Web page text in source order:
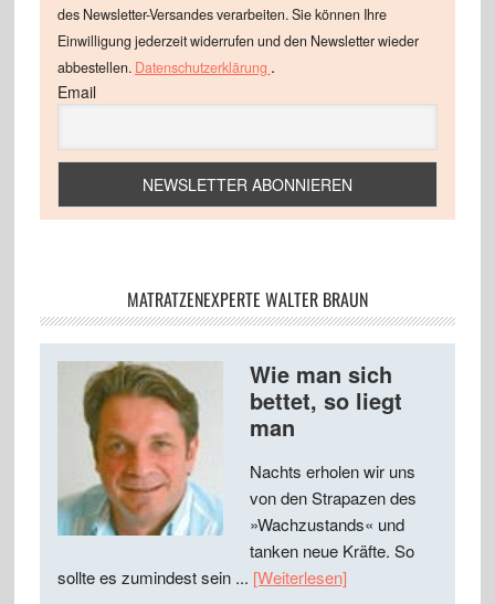
des Newsletter-Versandes verarbeiten. Sie können Ihre
Einwilligung jederzeit widerrufen und den Newsletter wieder
abbestellen. Datenschutzerklärung .
Email
MATRATZENEXPERTE WALTER BRAUN
Wie man sich
bettet, so liegt
man
Nachts erholen wir uns
von den Strapazen des
»Wachzustands« und
tanken neue Kräfte. So
sollte es zumindest sein ... [Weiterlesen]